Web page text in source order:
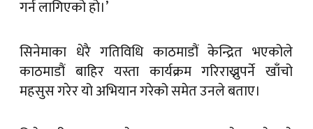
गर्न लागिएको हो।’
सिनेमाका धेरै गतिविधि काठमाडौं केन्द्रित भएकोले
काठमाडौं बाहिर यस्ता कार्यक्रम गरिराख्नुपर्ने खाँचो
महसुस गरेर यो अभियान गरेको समेत उनले बताए।